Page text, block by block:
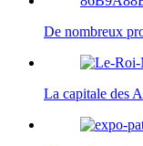
De nombreux
La capitale des